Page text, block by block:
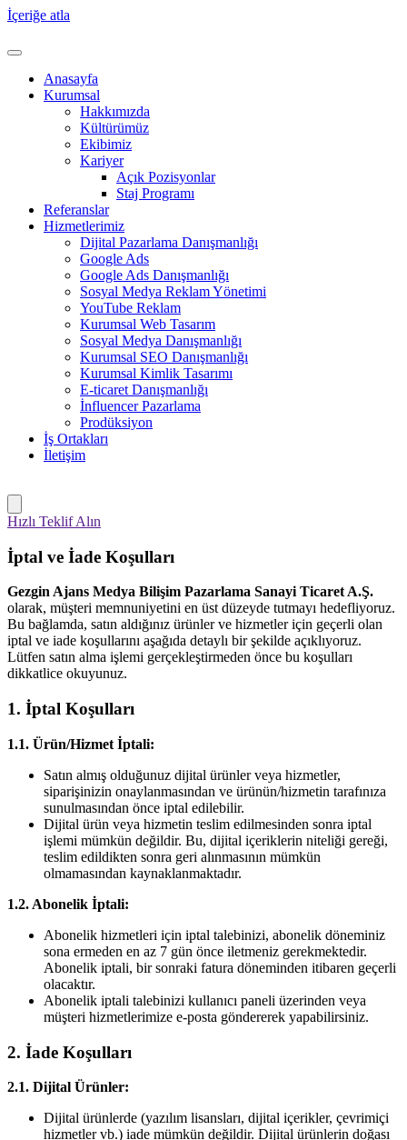
İçeriğe atla
Anasayfa
Kurumsal
Hakkımızda
Kültürümüz
Ekibimiz
Kariyer
Açık Pozisyonlar
Staj Programı
Referanslar
Hizmetlerimiz
Dijital Pazarlama Danışmanlığı
Google Ads
Google Ads Danışmanlığı
Sosyal Medya Reklam Yönetimi
YouTube Reklam
Kurumsal Web Tasarım
Sosyal Medya Danışmanlığı
Kurumsal SEO Danışmanlığı
Kurumsal Kimlik Tasarımı
E-ticaret Danışmanlığı
İnfluencer Pazarlama
Prodüksiyon
İş Ortakları
İletişim
Hızlı Teklif Alın
İptal ve İade Koşulları
Gezgin Ajans Medya Bilişim Pazarlama Sanayi Ticaret A.Ş.
olarak, müşteri memnuniyetini en üst düzeyde tutmayı hedefliyoruz.
Bu bağlamda, satın aldığınız ürünler ve hizmetler için geçerli olan
iptal ve iade koşullarını aşağıda detaylı bir şekilde açıklıyoruz.
Lütfen satın alma işlemi gerçekleştirmeden önce bu koşulları
dikkatlice okuyunuz.
1. İptal Koşulları
1.1. Ürün/Hizmet İptali:
Satın almış olduğunuz dijital ürünler veya hizmetler,
siparişinizin onaylanmasından ve ürünün/hizmetin tarafınıza
sunulmasından önce iptal edilebilir.
Dijital ürün veya hizmetin teslim edilmesinden sonra iptal
işlemi mümkün değildir. Bu, dijital içeriklerin niteliği gereği,
teslim edildikten sonra geri alınmasının mümkün
olmamasından kaynaklanmaktadır.
1.2. Abonelik İptali:
Abonelik hizmetleri için iptal talebinizi, abonelik döneminiz
sona ermeden en az 7 gün önce iletmeniz gerekmektedir.
Abonelik iptali, bir sonraki fatura döneminden itibaren geçerli
olacaktır.
Abonelik iptali talebinizi kullanıcı paneli üzerinden veya
müşteri hizmetlerimize e-posta göndererek yapabilirsiniz.
2. İade Koşulları
2.1. Dijital Ürünler:
Dijital ürünlerde (yazılım lisansları, dijital içerikler, çevrimiçi
hizmetler vb.) iade mümkün değildir. Dijital ürünlerin doğası